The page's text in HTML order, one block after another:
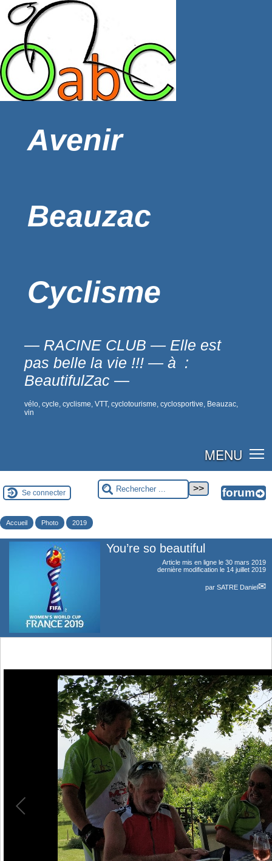
Avenir
Beauzac
Cyclisme
— RACINE CLUB — Elle est
pas belle la vie !!! — à :
BeautifulZac —
vélo, cycle, cyclisme, VTT, cyclotourisme, cyclosportive, Beauzac,
vin
MENU
Se connecter
Accueil Photo 2019
You’re so beautiful
Article mis en ligne le 30 mars 2019
dernière modification le 14 juillet 2019
par SATRE Daniel